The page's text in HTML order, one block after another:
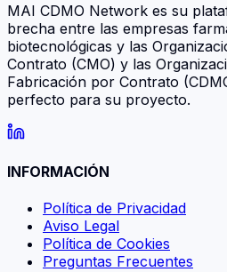
MAI CDMO Network es su
brecha entre las empresas
biotecnológicas y las
Contrato (CMO) y las
Fabricación por Contrato
perfecto para su proyecto.
INFORMACIÓN
Política de Privacidad
Aviso Legal
Política de Cookies
Preguntas Frecuentes